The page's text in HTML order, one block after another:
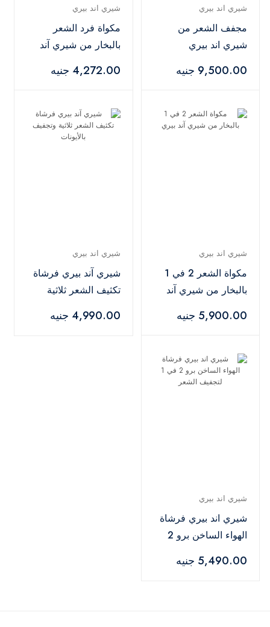
شيري اند بيري
مجفف الشعر من
شيري اند بيري
9,500.00 جنيه
شيري اند بيري
مكواة فرد الشعر
بالبخار من شيري آند
4,272.00 جنيه
شيري اند بيري
مكواة الشعر 2 في 1
بالبخار من شيري آند
5,900.00 جنيه
شيري اند بيري
شيري آند بيري فرشاة
تكثيف الشعر ثلاثية
4,990.00 جنيه
شيري اند بيري
شيري اند بيري فرشاة
الهواء الساخن برو 2
5,490.00 جنيه